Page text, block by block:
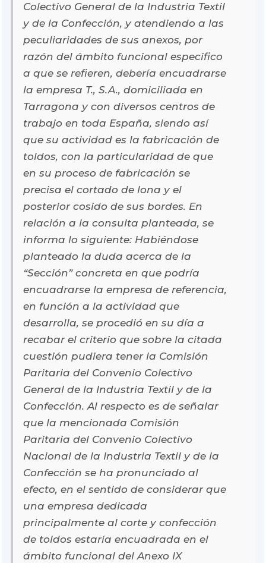
Colectivo General de la Industria Textil
y de la Confección, y atendiendo a las
peculiaridades de sus anexos, por
razón del ámbito funcional especifico
a que se refieren, debería encuadrarse
la empresa T., S.A., domiciliada en
Tarragona y con diversos centros de
trabajo en toda España, siendo así
que su actividad es la fabricación de
toldos, con la particularidad de que
en su proceso de fabricación se
precisa el cortado de lona y el
posterior cosido de sus bordes. En
relación a la consulta planteada, se
informa lo siguiente: Habiéndose
planteado la duda acerca de la
“Sección” concreta en que podría
encuadrarse la empresa de referencia,
en función a la actividad que
desarrolla, se procedió en su día a
recabar el criterio que sobre la citada
cuestión pudiera tener la Comisión
Paritaria del Convenio Colectivo
General de la Industria Textil y de la
Confección. Al respecto es de señalar
que la mencionada Comisión
Paritaria del Convenio Colectivo
Nacional de la Industria Textil y de la
Confección se ha pronunciado al
efecto, en el sentido de considerar que
una empresa dedicada
principalmente al corte y confección
de toldos estaría encuadrada en el
ámbito funcional del Anexo IX